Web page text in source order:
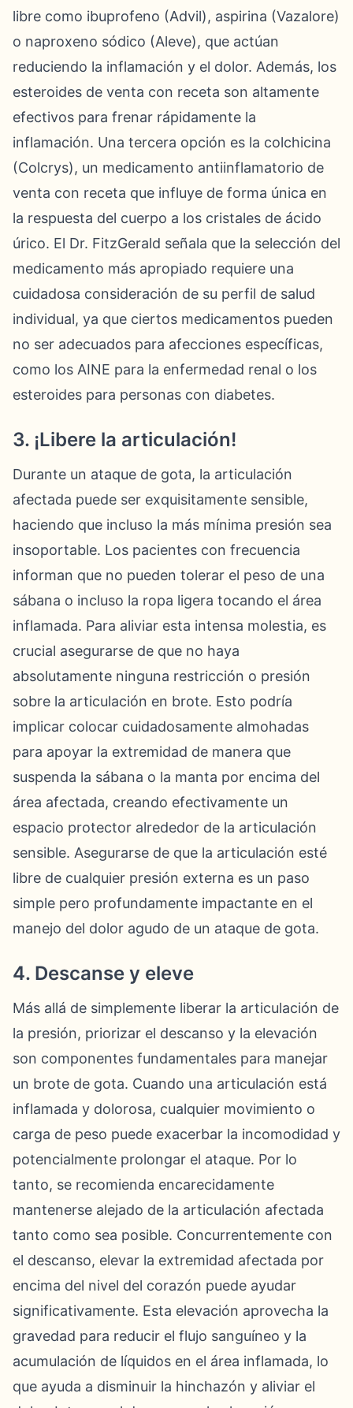
libre como ibuprofeno (Advil), aspirina (Vazalore)
o naproxeno sódico (Aleve), que actúan
reduciendo la inflamación y el dolor. Además, los
esteroides de venta con receta son altamente
efectivos para frenar rápidamente la
inflamación. Una tercera opción es la colchicina
(Colcrys), un medicamento antiinflamatorio de
venta con receta que influye de forma única en
la respuesta del cuerpo a los cristales de ácido
úrico. El Dr. FitzGerald señala que la selección del
medicamento más apropiado requiere una
cuidadosa consideración de su perfil de salud
individual, ya que ciertos medicamentos pueden
no ser adecuados para afecciones específicas,
como los AINE para la enfermedad renal o los
esteroides para personas con diabetes.
3. ¡Libere la articulación!
Durante un ataque de gota, la articulación
afectada puede ser exquisitamente sensible,
haciendo que incluso la más mínima presión sea
insoportable. Los pacientes con frecuencia
informan que no pueden tolerar el peso de una
sábana o incluso la ropa ligera tocando el área
inflamada. Para aliviar esta intensa molestia, es
crucial asegurarse de que no haya
absolutamente ninguna restricción o presión
sobre la articulación en brote. Esto podría
implicar colocar cuidadosamente almohadas
para apoyar la extremidad de manera que
suspenda la sábana o la manta por encima del
área afectada, creando efectivamente un
espacio protector alrededor de la articulación
sensible. Asegurarse de que la articulación esté
libre de cualquier presión externa es un paso
simple pero profundamente impactante en el
manejo del dolor agudo de un ataque de gota.
4. Descanse y eleve
Más allá de simplemente liberar la articulación de
la presión, priorizar el descanso y la elevación
son componentes fundamentales para manejar
un brote de gota. Cuando una articulación está
inflamada y dolorosa, cualquier movimiento o
carga de peso puede exacerbar la incomodidad y
potencialmente prolongar el ataque. Por lo
tanto, se recomienda encarecidamente
mantenerse alejado de la articulación afectada
tanto como sea posible. Concurrentemente con
el descanso, elevar la extremidad afectada por
encima del nivel del corazón puede ayudar
significativamente. Esta elevación aprovecha la
gravedad para reducir el flujo sanguíneo y la
acumulación de líquidos en el área inflamada, lo
que ayuda a disminuir la hinchazón y aliviar el